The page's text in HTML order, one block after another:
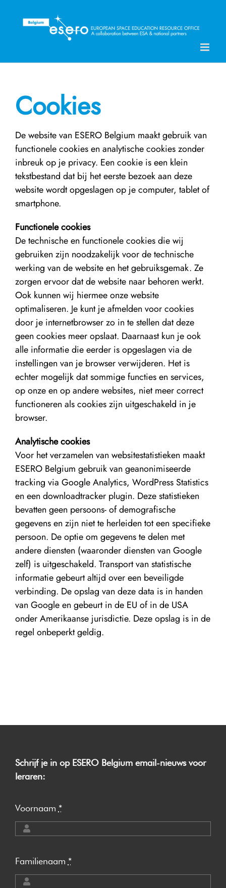
Cookies
De website van ESERO Belgium maakt gebruik van
functionele cookies en analytische cookies zonder
inbreuk op je privacy. Een cookie is een klein
tekstbestand dat bij het eerste bezoek aan deze
website wordt opgeslagen op je computer, tablet of
smartphone.
Functionele cookies
De technische en functionele cookies die wij
gebruiken zijn noodzakelijk voor de technische
werking van de website en het gebruiksgemak. Ze
zorgen ervoor dat de website naar behoren werkt.
Ook kunnen wij hiermee onze website
optimaliseren. Je kunt je afmelden voor cookies
door je internetbrowser zo in te stellen dat deze
geen cookies meer opslaat. Daarnaast kun je ook
alle informatie die eerder is opgeslagen via de
instellingen van je browser verwijderen. Het is
echter mogelijk dat sommige functies en services,
op onze en op andere websites, niet meer correct
functioneren als cookies zijn uitgeschakeld in je
browser.
Analytische cookies
Voor het verzamelen van websitestatistieken maakt
ESERO Belgium gebruik van geanonimiseerde
tracking via Google Analytics, WordPress Statistics
en een downloadtracker plugin. Deze statistieken
bevatten geen persoons- of demografische
gegevens en zijn niet te herleiden tot een specifieke
persoon. De optie om gegevens te delen met
andere diensten (waaronder diensten van Google
zelf) is uitgeschakeld. Transport van statistische
informatie gebeurt altijd over een beveiligde
verbinding. De opslag van deze data is in handen
van Google en gebeurt in de EU of in de USA
onder Amerikaanse jurisdictie. Deze opslag is in de
regel onbeperkt geldig.
Schrijf je in op ESERO Belgium email-nieuws voor
leraren:
Voornaam *
Familienaam *